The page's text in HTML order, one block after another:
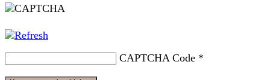
Kommentieren
ein
zum
ein
ein
CAPTCHA Code *